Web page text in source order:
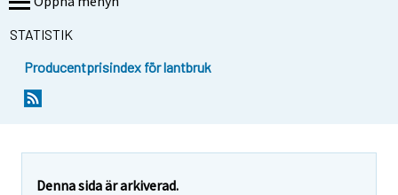
STATISTIK
Producentprisindex för lantbruk
Denna sida är arkiverad.